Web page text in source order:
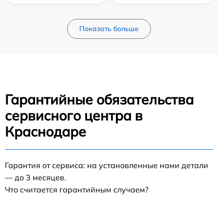
Показать больше
Гарантийные обязательства
сервисного центра в
Краснодаре
Гарантия от сервиса: на установленные нами детали
— до 3 месяцев.
Что считается гарантийным случаем?